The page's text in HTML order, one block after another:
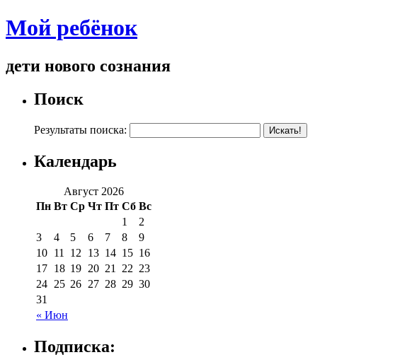
Мой ребёнок
дети нового сознания
Поиск
Результаты поиска:
Календарь
Август 2026
Пн Вт Ср Чт Пт Сб Вс
« Июн
1
2
3
4 5 6 7 8
9
10 11 12 13 14 15 16
17 18 19 20 21 22 23
24 25 26 27 28 29 30
31
Подписка: